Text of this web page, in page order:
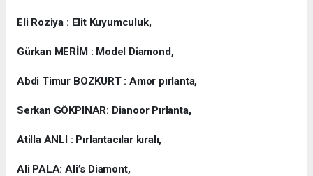
Eli Roziya : Elit Kuyumculuk,
Gürkan MERİM : Model Diamond,
Abdi Timur BOZKURT : Amor pırlanta,
Serkan GÖKPINAR: Dianoor Pırlanta,
Atilla ANLI : Pırlantacılar kıralı,
Ali PALA: Ali’s Diamont,